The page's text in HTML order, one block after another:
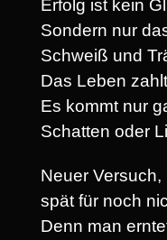
Erfolg ist kein
Sondern nur
Schweiß und
Das Leben
Es kommt nur
Schatten oder
Neuer
spät für noch
Denn man